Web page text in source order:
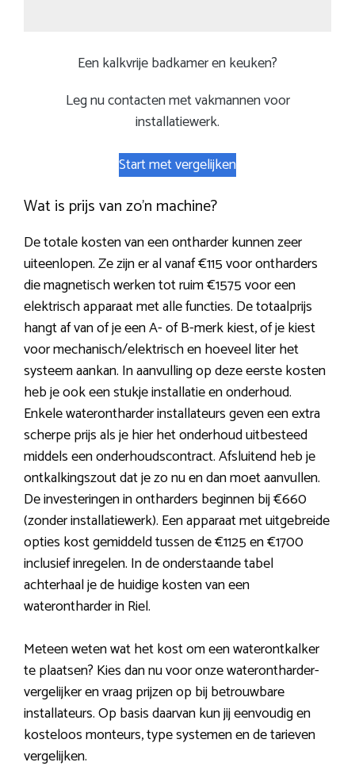
Een kalkvrije badkamer en keuken?
Leg nu contacten met vakmannen voor
installatiewerk.
Start met vergelijken
Wat is prijs van zo’n machine?
De totale kosten van een ontharder kunnen zeer
uiteenlopen. Ze zijn er al vanaf €115 voor ontharders
die magnetisch werken tot ruim €1575 voor een
elektrisch apparaat met alle functies. De totaalprijs
hangt af van of je een A- of B-merk kiest, of je kiest
voor mechanisch/elektrisch en hoeveel liter het
systeem aankan. In aanvulling op deze eerste kosten
heb je ook een stukje installatie en onderhoud.
Enkele waterontharder installateurs geven een extra
scherpe prijs als je hier het onderhoud uitbesteed
middels een onderhoudscontract. Afsluitend heb je
ontkalkingszout dat je zo nu en dan moet aanvullen.
De investeringen in ontharders beginnen bij €660
(zonder installatiewerk). Een apparaat met uitgebreide
opties kost gemiddeld tussen de €1125 en €1700
inclusief inregelen. In de onderstaande tabel
achterhaal je de huidige kosten van een
waterontharder in Riel.
Meteen weten wat het kost om een waterontkalker
te plaatsen? Kies dan nu voor onze waterontharder-
vergelijker en vraag prijzen op bij betrouwbare
installateurs. Op basis daarvan kun jij eenvoudig en
kosteloos monteurs, type systemen en de tarieven
vergelijken.